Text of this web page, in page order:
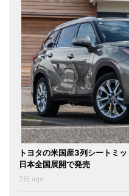
トヨタの米国産3列シートミ
日本全国展開で発売
2日 ago